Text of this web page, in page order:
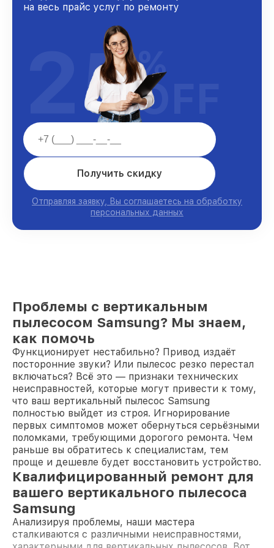
на весь прайс услуг по ремонту
Получить скидку
Отправляя заявку, Вы соглашаетесь на обработку
персональных данных
25%
OFF
Проблемы с вертикальным
пылесосом Samsung? Мы знаем,
как помочь
Функционирует нестабильно? Привод издаёт
посторонние звуки? Или пылесос резко перестал
включаться? Всё это — признаки технических
неисправностей, которые могут привести к тому,
что ваш вертикальный пылесос Samsung
полностью выйдет из строя. Игнорирование
первых симптомов может обернуться серьёзными
поломками, требующими дорогого ремонта. Чем
раньше вы обратитесь к специалистам, тем
проще и дешевле будет восстановить устройство.
Квалифицированный ремонт для
вашего вертикального пылесоса
Samsung
Анализируя проблемы, наши мастера
сталкиваются с различными неисправностями,